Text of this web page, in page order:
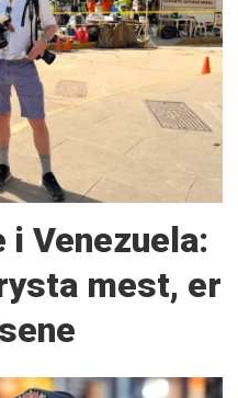
Venezuela:
mest, er